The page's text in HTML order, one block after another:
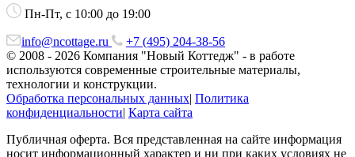
Пн-Пт, с 10:00 до 19:00
info@ncottage.ru
+7 (495) 204-38-56
© 2008 - 2026 Компания "Новый Коттедж" - в работе
используются современные строительные материалы,
технологии и конструкции.
Обработка персональных данных| Политика
конфиденциальности| Карта сайта
Публичная оферта. Вся представленная на сайте информация
носит информационный характер и ни при каких условиях не